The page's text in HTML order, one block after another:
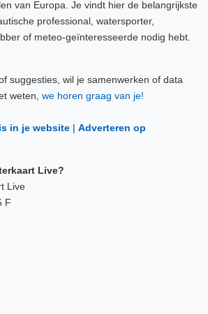
van Europa. Je vindt hier de belangrijkste
professional, watersporter,
of meteo-geïnteresseerde nodig hebt.
suggesties, wil je samenwerken of data
weten, we horen graag van je!
in je website | Adverteren op
Live?
Live
F